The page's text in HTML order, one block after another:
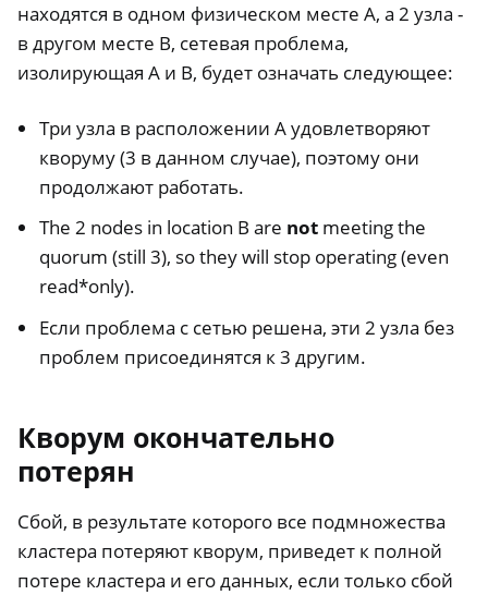
находятся в одном физическом месте A, а 2 узла -
в другом месте B, сетевая проблема,
изолирующая A и B, будет означать следующее:
Три узла в расположении A удовлетворяют
кворуму (3 в данном случае), поэтому они
продолжают работать.
The 2 nodes in location B are not meeting the
quorum (still 3), so they will stop operating (even
read*only).
Если проблема с сетью решена, эти 2 узла без
проблем присоединятся к 3 другим.
Кворум окончательно
потерян
Сбой, в результате которого все подмножества
кластера потеряют кворум, приведет к полной
потере кластера и его данных, если только сбой